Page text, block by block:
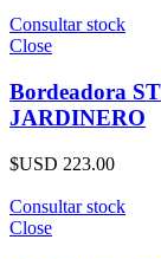
Consultar stock
Close
Bordeadora
JARDINERO
$USD 223.00
Consultar stock
Close